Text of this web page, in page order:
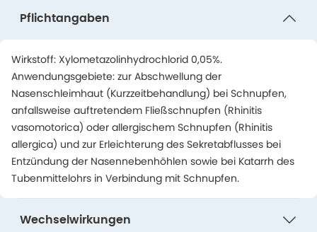
Pflichtangaben
Wirkstoff: Xylometazolinhydrochlorid 0,05%.
Anwendungsgebiete: zur Abschwellung der
Nasenschleimhaut (Kurzzeitbehandlung) bei Schnupfen,
anfallsweise auftretendem Fließschnupfen (Rhinitis
vasomotorica) oder allergischem Schnupfen (Rhinitis
allergica) und zur Erleichterung des Sekretabflusses bei
Entzündung der Nasennebenhöhlen sowie bei Katarrh des
Tubenmittelohrs in Verbindung mit Schnupfen.
Wechselwirkungen